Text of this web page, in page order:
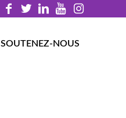
SOUTENEZ-NOUS